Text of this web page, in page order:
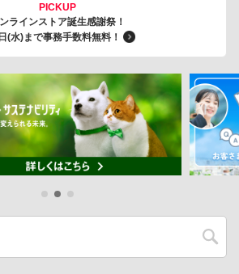
PICKUP
ラインストア誕生感謝祭！
(水)まで事務手数料無料！